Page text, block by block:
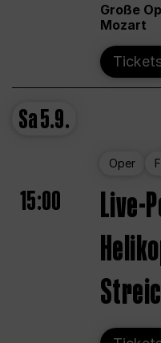
Große
Mozart
Sa5.9.
Oper
15:00
Live-